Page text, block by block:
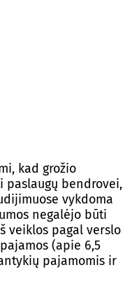
kad grožio
bendrovei,
vykdoma
negalėjo būti
veiklos pagal verslo
(apie 6,5
pajamomis ir